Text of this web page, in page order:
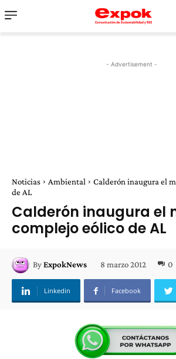
- Advertisement -
Noticias Ambiental
Calderón inaugura el
de AL
Calderón inaugura el
complejo eólico de AL
ByExpokNews 8 marzo 2012 0
Linkedin Facebook